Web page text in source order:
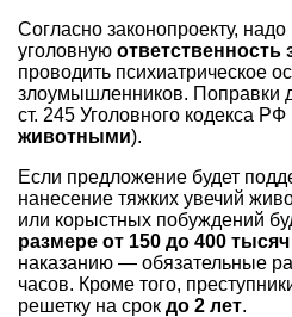
Согласно законопроекту,
уголовную
проводить психиатрическое
злоумышленников. Поправки
ст. 245 Уголовного кодекса РФ
животными).
Если предложение будет
нанесение тяжких увечий
или корыстных побуждений
размере от 150 до 400
наказанию — обязательные
часов. Кроме того,
решетку на срок до 2 лет.